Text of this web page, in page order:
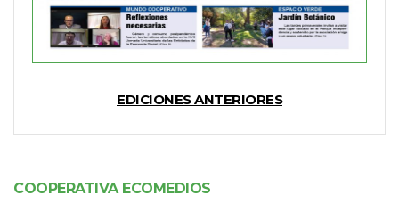
EDICIONES ANTERIORES
COOPERATIVA ECOMEDIOS